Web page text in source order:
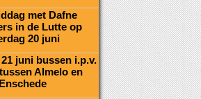
met Dafne
in de Lutte op
20 juni
juni bussen i.p.v.
Almelo en
Enschede